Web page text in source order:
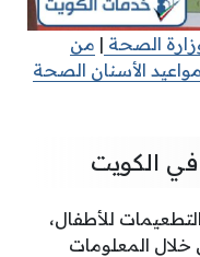
الصحة | من
الأسنان الصحة
الكويت
للأطفال،
المعلومات